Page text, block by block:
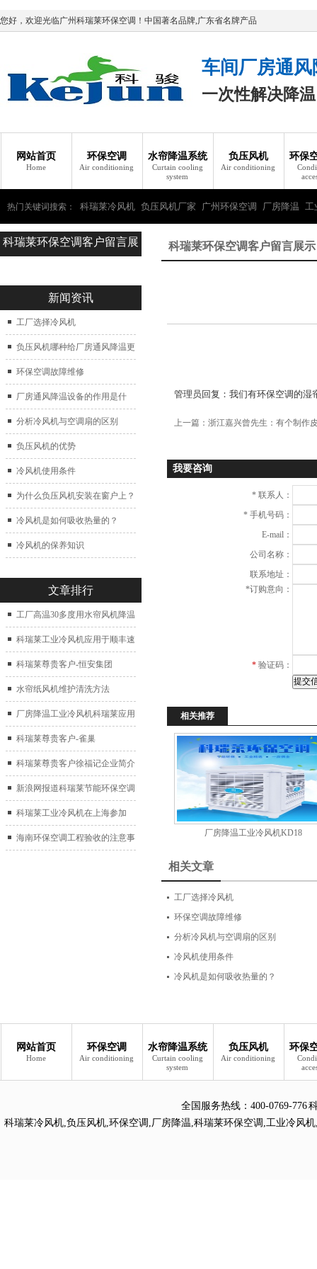
您好，欢迎光临广州科瑞莱环保空调！中国著名品牌,广东省名牌产品
车间厂房通
一次性解决降
网站首页
Home
环保空调
Air conditioning
水帘降温系统
Curtain cooling
system
负压风机
Air conditioning
环保
热门关键词搜索： 科瑞莱冷风机 负压风机厂家 广州环保空调 厂房降温 工
瑞莱环保空调
科瑞莱环保空调客户留言展
新闻资讯
工厂选择冷风机
负压风机哪种给厂房通风降温更
好？
环保空调故障维修
厂房通风降温设备的作用是什
么？
分析冷风机与空调扇的区别
负压风机的优势
冷风机使用条件
为什么负压风机安装在窗户上？
冷风机是如何吸收热量的？
冷风机的保养知识
文章排行
工厂高温30多度用水帘风机降温
科瑞莱工业冷风机应用于顺丰速
运仓库通风降温
科瑞莱尊贵客户-恒安集团
水帘纸风机维护清洗方法
厂房降温工业冷风机科瑞莱应用
于广州制鞋厂
科瑞莱尊贵客户-雀巢
科瑞莱尊贵客户徐福记企业简介
新浪网报道科瑞莱节能环保空调
扇
科瑞莱工业冷风机在上海参加
2017中国制冷展
海南环保空调工程验收的注意事
科瑞莱环保空调客户留言展示
管理员回复： 我们有环保空调的湿
上一篇： 浙江嘉兴曾先生：有个制作
我要咨询
* 联系人：
* 手机号码：
E-mail：
公司名称：
联系地址：
*订购意向：
* 验证码：
相关推荐
厂房降温工业冷风机KD18
相关文章
工厂选择冷风机
环保空调故障维修
分析冷风机与空调扇的区别
冷风机使用条件
冷风机是如何吸收热量的？
网站首页
Home
环保空调
Air conditioning
水帘降温系统
Curtain cooling
system
负压风机
Air conditioning
环保
全国服务热线： 400-0769-776
科瑞莱冷风机,负压风机,环保空调 ,厂房降温,科瑞莱环保空调 ,工业冷风机